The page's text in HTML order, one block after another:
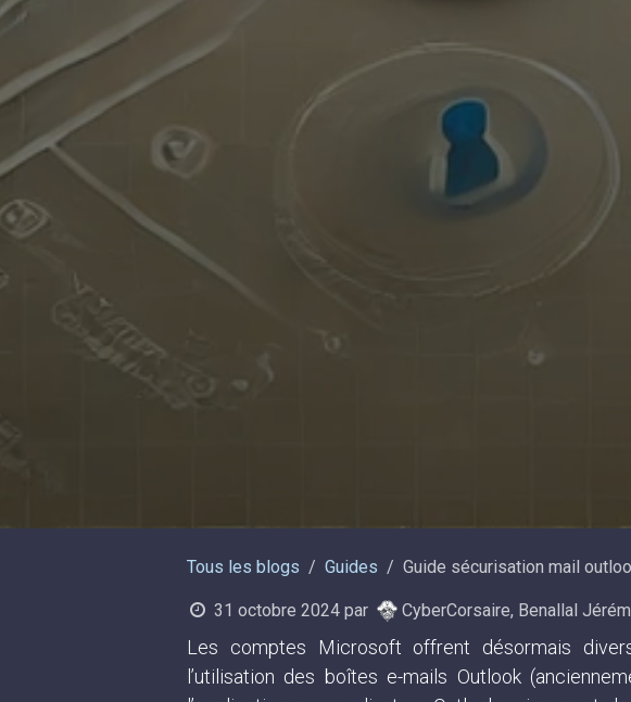
Tous les blogs Guides Guide sécurisation mail
31 octobre 2024 par CyberCorsaire, Benallal
Les comptes Microsoft offrent désormais
l’utilisation des boîtes e-mails Outlook